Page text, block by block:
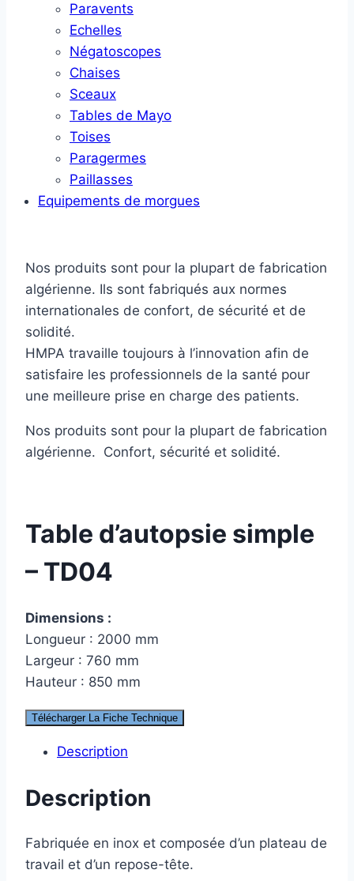
Paravents
Echelles
Négatoscopes
Chaises
Sceaux
Tables de Mayo
Toises
Paragermes
Paillasses
Equipements de morgues
Nos produits sont pour la plupart de fabrication
algérienne. Ils sont fabriqués aux normes
internationales de confort, de sécurité et de
solidité.
HMPA travaille toujours à l’innovation afin de
satisfaire les professionnels de la santé pour
une meilleure prise en charge des patients.
Nos produits sont pour la plupart de fabrication
algérienne. Confort, sécurité et solidité.
Table d’autopsie simple
– TD04
Dimensions :
Longueur : 2000 mm
Largeur : 760 mm
Hauteur : 850 mm
Télécharger La Fiche Technique
Description
Description
Fabriquée en inox et composée d’un plateau de
travail et d’un repose-tête.